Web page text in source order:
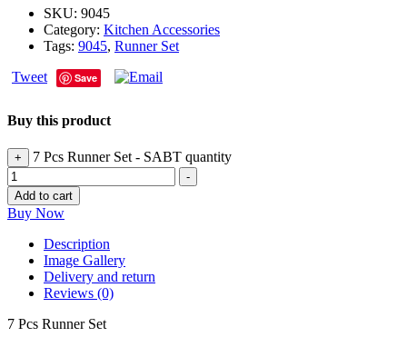
SKU: 9045
Category: Kitchen Accessories
Tags: 9045, Runner Set
Tweet
Save
Buy this product
+ 7 Pcs Runner Set - SABT quantity
-
Add to cart
Buy Now
Description
Image Gallery
Delivery and return
Reviews (0)
7 Pcs Runner Set